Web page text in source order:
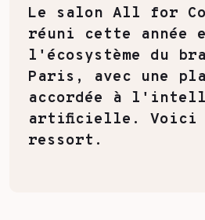
Toutes les success stories
Le salon All for
réuni cette année
l'écosystème du
Paris, avec une
accordée à
artificielle. Voici
ressort.